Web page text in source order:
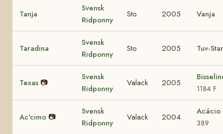
Tanja
Svensk
Ridponny
Sto 2005 Vanja
Taradina
Svensk
Ridponny
Sto 2005 Tuv-
Texas 📷
Svensk
Ridponny
Valack 2005
1184 F
Ac'cimo 📷
Svensk
Ridponny
Valack 2004
Acácio
389